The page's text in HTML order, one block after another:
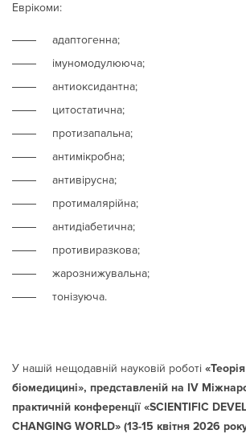
Еврікоми:
адаптогенна;
імуномодулююча;
антиоксидантна;
цитостатична;
протизапальна;
антимікробна;
антивірусна;
протималярійна;
антидіабетична;
противиразкова;
жарознижувальна;
тонізуюча.
У нашій нещодавній науковій роботі
біомедицині», представленій на IV
практичній конференції «SCIENTIFIC
CHANGING WORLD» (13-15 квітня 2026